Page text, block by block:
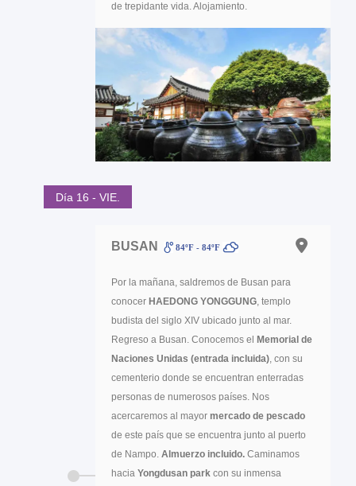
de trepidante vida. Alojamiento.
Día 16 - VIE.
BUSAN 84ºF - 84ºF
Por la mañana, saldremos de Busan para
conocer HAEDONG YONGGUNG, templo
budista del siglo XIV ubicado junto al mar.
Regreso a Busan. Conocemos el
Memorial de
Naciones Unidas (entrada incluida), con su
cementerio donde se encuentran enterradas
personas de numerosos países. Nos
acercaremos al mayor mercado de pescado
de este país que se encuentra junto al puerto
de Nampo. Almuerzo incluido. Caminamos
hacia Yongdusan park con su inmensa